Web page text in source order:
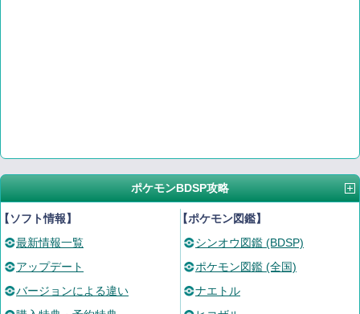
ポケモンBDSP攻略
ソフト情報】
最新情報一覧
アップデート
バージョンによる違い
【ポケモン図鑑】
シンオウ図鑑 (BDSP)
ポケモン図鑑 (全国)
ナエトル